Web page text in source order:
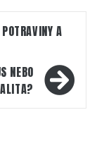
A
NEBO